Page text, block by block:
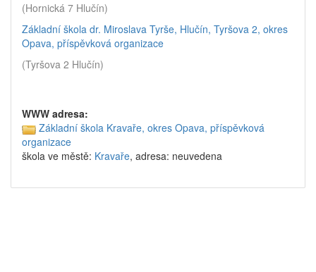
(Hornická 7 Hlučín)
Základní škola dr. Miroslava Tyrše, Hlučín, Tyršova 2, okres
Opava, příspěvková organizace
(Tyršova 2 Hlučín)
WWW adresa:
Základní škola Kravaře, okres Opava, příspěvková
organizace
škola ve městě: Kravaře, adresa: neuvedena